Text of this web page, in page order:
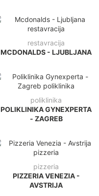
restavracija
MCDONALDS - LJUBLJANA
poliklinika
POLIKLINIKA GYNEXPERTA
- ZAGREB
pizzeria
PIZZERIA VENEZIA -
AVSTRIJA